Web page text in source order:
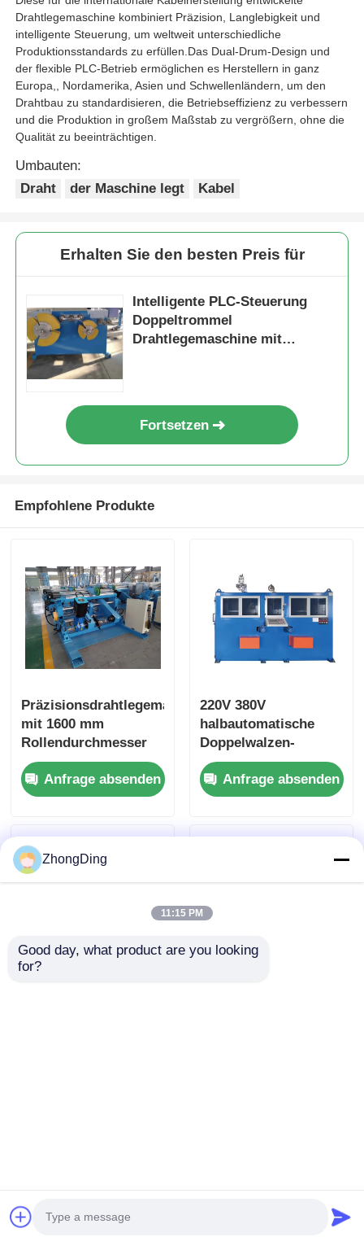
Kabelverpackungsmaschine
Kabelwicklermaschine
mit einer Leistung von mehr als 100 W
Drahtlegemaschine kombiniert Präzision, Langlebigkeit und
intelligente Steuerung, um weltweit unterschiedliche
Produktionsstandards zu erfüllen.Das Dual-Drum-Design und
der flexible PLC-Betrieb ermöglichen es Herstellern in ganz
Europa,, Nordamerika, Asien und Schwellenländern, um den
Drahtbau zu standardisieren, die Betriebseffizienz zu verbessern
und die Produktion in großem Maßstab zu vergrößern, ohne die
Qualität zu beeinträchtigen.
Umbauten:
Draht
der Maschine legt Kabel
Erhalten Sie den besten Preis für
Intelligente PLC-Steuerung
Doppeltrommel
Drahtlegemaschine mit
Fortsetzen
Empfohlene Produkte
Präzisionsdrahtlegemaschine
mit 1600 mm
Rollendurchmesser
und 300 m/Min
Aufwickelgeschwindigkeit
Anfrage absenden
220V 380V
halbautomatische
Doppelwalzen-
Drahtlegemaschine
mit SPS-Steuerung
Anfrage absenden
Electrician Machinery Co., Ltd.. All Rights
ZhongDing
11:15 PM
Good day, what product are you looking
for?